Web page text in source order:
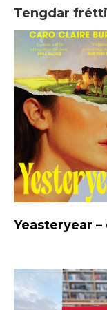
Tengdar
Yeasteryear